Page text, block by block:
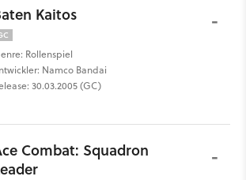
Kaitos
Rollenspiel
Namco Bandai
30.03.2005 (GC)
-
Combat: Squadron
-